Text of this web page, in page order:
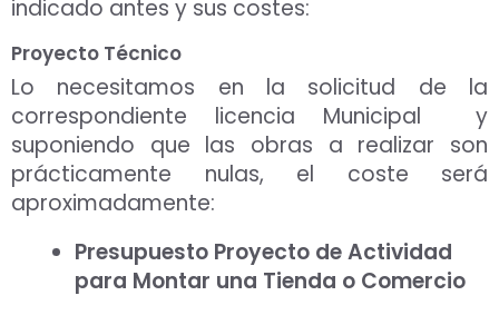
indicado antes y sus costes:
Proyecto Técnico
Lo necesitamos en la solicitud de la
correspondiente licencia Municipal y
suponiendo que las obras a realizar son
prácticamente nulas, el coste será
aproximadamente:
Presupuesto Proyecto de Actividad
para Montar una Tienda o Comercio